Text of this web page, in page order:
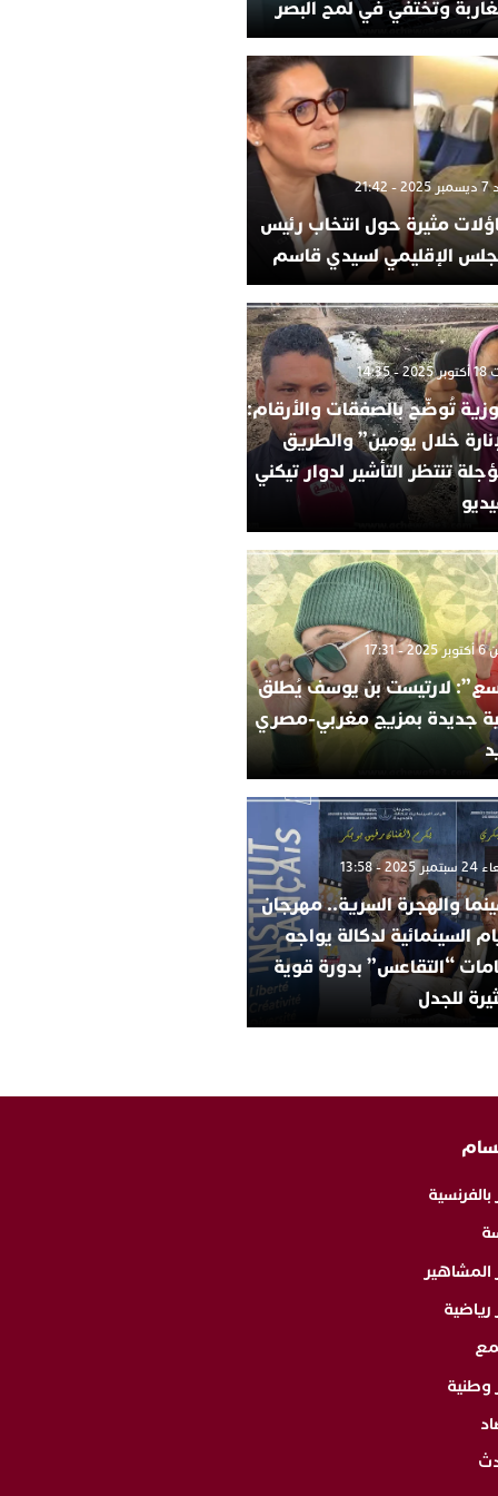
وتختفي في لمح البصر
مثيرة حول انتخاب رئيس
الإقليمي لسيدي قاسم
- 14:35
تُوضّح بالصفقات والأرقام:
خلال يومين” والطريق
تنتظر التأشير لدوار تيكني
- 17:31
لارتيست بن يوسف يُطلق
جديدة بمزيج مغربي-مصري
- 13:58
والهجرة السرية.. مهرجان
السينمائية لدكالة يواجه
“التقاعس” بدورة قوية
للجدل
بالفرنسية
المشاهير
رياضية
وطنية